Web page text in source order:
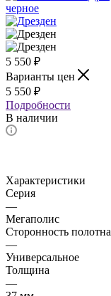
5 550 ₽
Варианты цен
5 550 ₽
Подробности
В наличии
Характеристики
Серия
—
Мегаполис
Сторонность полотна
—
Универсальное
Толщина
—